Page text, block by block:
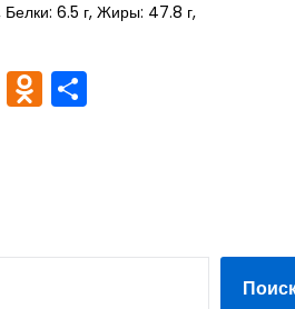
Белки: 6.5 г, Жиры: 47.8 г,
VKOdnoklassniki